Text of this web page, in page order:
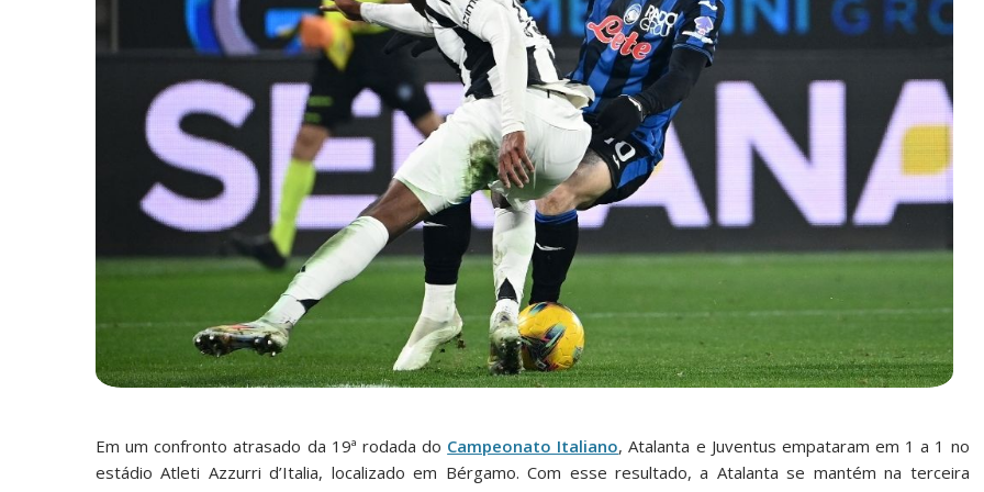
Em um confronto atrasado da 19ª rodada do Campeonato Italiano, Atalanta e Juventus empataram em 1 a 1 no
estádio Atleti Azzurri d’Italia, localizado em Bérgamo. Com esse resultado, a Atalanta se mantém na terceira